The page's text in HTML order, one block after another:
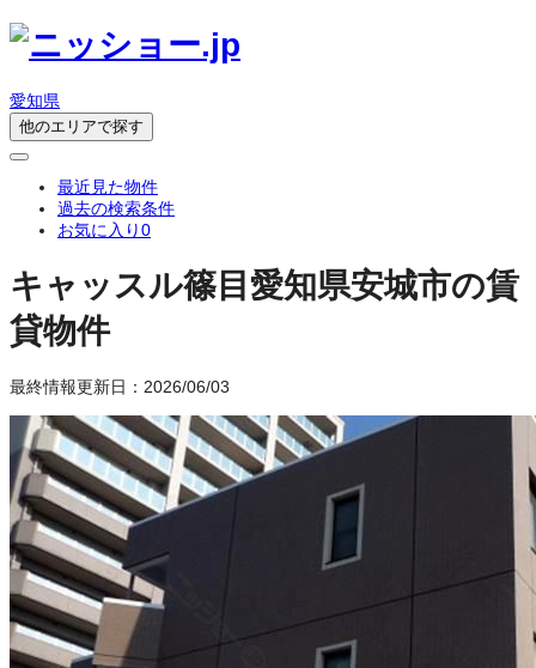
愛知県
他のエリアで探す
最近見た物件
過去の検索条件
お気に入り0
キャッスル篠目 愛知県安城市の賃
貸物件
最終情報更新日：2026/06/03